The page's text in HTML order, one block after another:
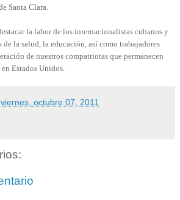
Santa Clara.
la labor de los internacionalistas cubanos y
la salud, la educación, así como trabajadores
de nuestros compatriotas que permanecen
Estados Unidos.
viernes, octubre 07, 2011